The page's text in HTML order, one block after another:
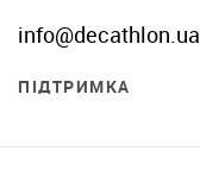
info@decathlon.ua
ПІДТРИМКА